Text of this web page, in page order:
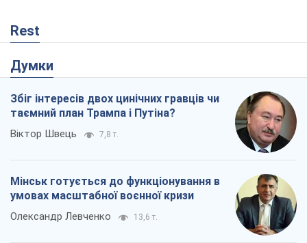
Rest
Думки
Збіг інтересів двох цинічних гравців чи
таємний план Трампа і Путіна?
Віктор Швець 7,8 т.
Мінськ готується до функціонування в
умовах масштабної воєнної кризи
Олександр Левченко 13,6 т.